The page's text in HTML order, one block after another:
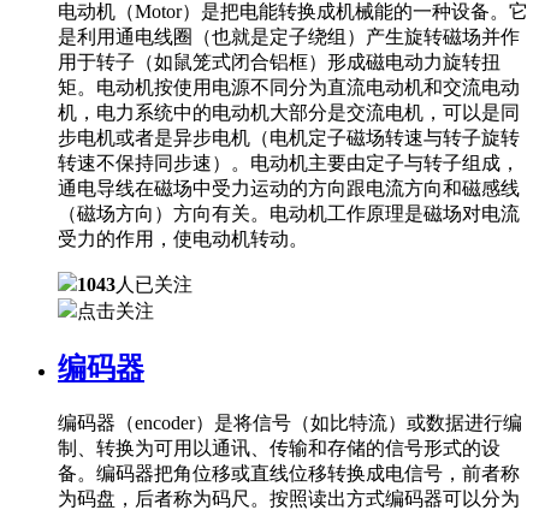
电动机（Motor）是把电能转换成机械能的一种设备。它
是利用通电线圈（也就是定子绕组）产生旋转磁场并作
用于转子（如鼠笼式闭合铝框）形成磁电动力旋转扭
矩。电动机按使用电源不同分为直流电动机和交流电动
机，电力系统中的电动机大部分是交流电机，可以是同
步电机或者是异步电机（电机定子磁场转速与转子旋转
转速不保持同步速）。电动机主要由定子与转子组成，
通电导线在磁场中受力运动的方向跟电流方向和磁感线
（磁场方向）方向有关。电动机工作原理是磁场对电流
受力的作用，使电动机转动。
1043人已关注
点击关注
编码器
编码器（encoder）是将信号（如比特流）或数据进行编
制、转换为可用以通讯、传输和存储的信号形式的设
备。编码器把角位移或直线位移转换成电信号，前者称
为码盘，后者称为码尺。按照读出方式编码器可以分为